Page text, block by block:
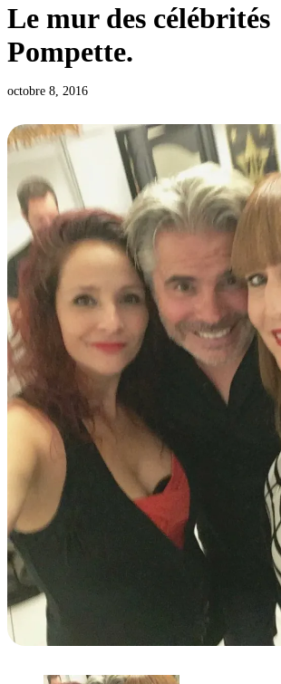
Le mur des célébrités
Pompette.
octobre 8, 2016